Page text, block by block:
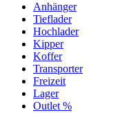
Anhänger
Tieflader
Hochlader
Kipper
Koffer
Transporter
Freizeit
Lager
Outlet %